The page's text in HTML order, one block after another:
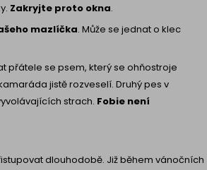
Zakryjte proto okna.
mazlíčka. Může se jednat o klec
přátele se psem, který se ohňostroje
jistě rozveselí. Druhý pes v
strach. Fobie není
dlouhodobě. Již během vánočních